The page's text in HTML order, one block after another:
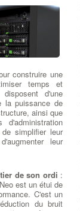
modèle de carte
ou AMD avec la
utilisation à
NVIDIA®
inFET et des
élevée, ainsi
l'expérience de
et la plus
construire une
temps et
d'une
la puissance de
ainsi que
simplifier leur
leur
de son ordi :
est un étui de
C'est un
du bruit